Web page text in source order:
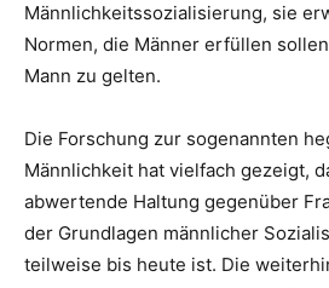
Männlichkeitssozialisierung, sie
Normen, die Männer erfüllen
Mann zu gelten.
Die Forschung zur sogenannten
Männlichkeit hat vielfach gezeigt,
abwertende Haltung gegenüber
der Grundlagen männlicher
teilweise bis heute ist. Die